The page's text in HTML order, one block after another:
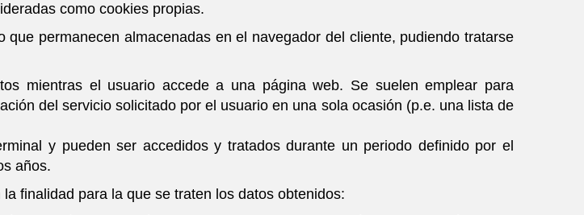
como cookies propias.
permanecen almacenadas en el navegador del cliente, pudiendo tratarse
mientras el usuario accede a una página web. Se suelen emplear para
del servicio solicitado por el usuario en una sola ocasión (p.e. una lista de
y pueden ser accedidos y tratados durante un periodo definido por el
años.
finalidad para la que se traten los datos obtenidos: